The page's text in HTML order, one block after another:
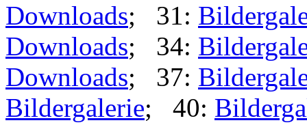
Downloads; 31:
Downloads; 34:
Downloads; 37:
Bildergalerie; 40: